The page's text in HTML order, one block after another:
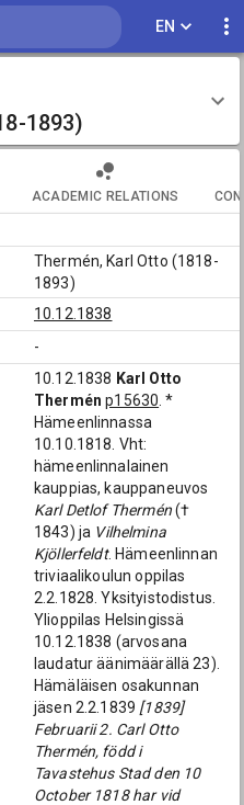
EN
1893)
ACADEMIC RELATIONS
Thermén, Karl Otto (1818-
1893)
10.12.1838
-
10.12.1838 Karl Otto
Thermén p15630 . *
Hämeenlinnassa
10.10.1818. Vht:
hämeenlinnalainen
kauppias, kauppaneuvos
Karl Detlof Thermén(†
1843) ja Vilhelmina
Kjöllerfeldt. Hämeenlinnan
triviaalikoulun oppilas
2.2.1828. Yksityistodistus.
Ylioppilas Helsingissä
10.12.1838 (arvosana
laudatur äänimäärällä 23).
Hämäläisen osakunnan
jäsen 2.2.1839 [1839]
Februarii 2. Carl Otto
Thermén, född i
Tavastehus Stad den 10
October 1818 har vid